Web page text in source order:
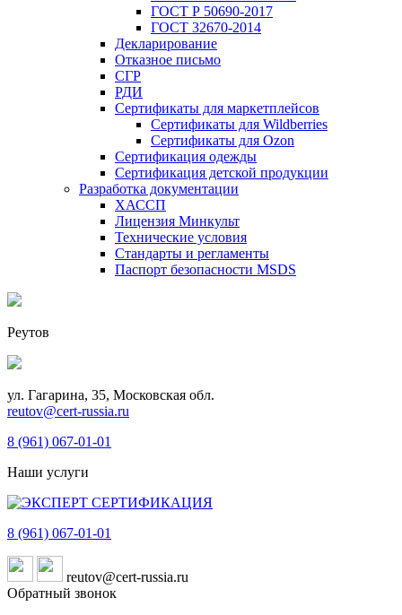
ГОСТ Р 50690-2017
ГОСТ 32670-2014
Декларирование
Отказное письмо
СГР
РДИ
Сертификаты для маркетплейсов
Сертификаты для Wildberries
Сертификаты для Ozon
Сертификация одежды
Сертификация детской продукции
Разработка документации
ХАССП
Лицензия Минкульт
Технические условия
Стандарты и регламенты
Паспорт безопасности MSDS
Реутов
ул. Гагарина, 35, Московская обл.
reutov@cert-russia.ru
8 (961) 067-01-01
Наши услуги
8 (961) 067-01-01
reutov@cert-russia.ru
Обратный звонок